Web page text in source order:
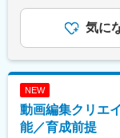
気に
NEW
動画編集クリエ
能／育成前提